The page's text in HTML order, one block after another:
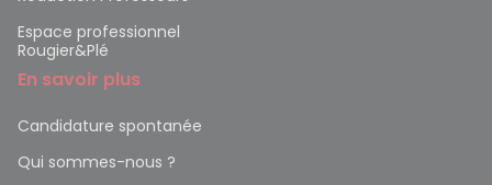
Espace professionnel
Rougier&Plé
En savoir plus
Candidature spontanée
Qui sommes-nous ?